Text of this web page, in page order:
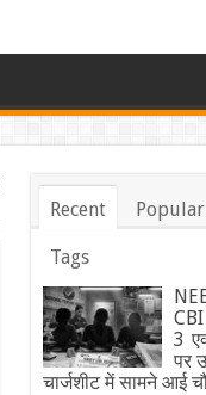
Recent Popular
Tags
3
पर
चार्जशीट में सामने आई